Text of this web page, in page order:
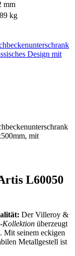
mm
kg
Design mit
mit
L60050
Der Villeroy &
Kollektion überzeugt
Mit seinem eckigen
Metallgestell ist